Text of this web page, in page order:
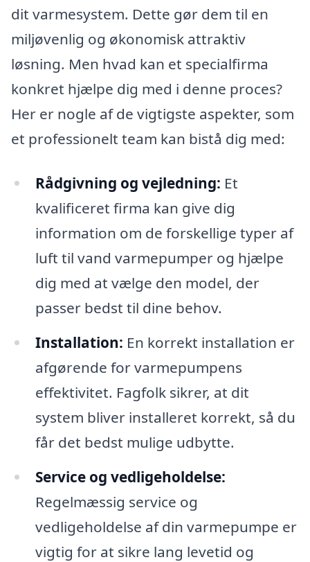
dit varmesystem. Dette gør dem til en
miljøvenlig og økonomisk attraktiv
løsning. Men hvad kan et specialfirma
konkret hjælpe dig med i denne proces?
Her er nogle af de vigtigste aspekter, som
et professionelt team kan bistå dig med:
Rådgivning og vejledning: Et
kvalificeret firma kan give dig
information om de forskellige typer af
luft til vand varmepumper og hjælpe
dig med at vælge den model, der
passer bedst til dine behov.
Installation: En korrekt installation er
afgørende for varmepumpens
effektivitet. Fagfolk sikrer, at dit
system bliver installeret korrekt, så du
får det bedst mulige udbytte.
Service og vedligeholdelse:
Regelmæssig service og
vedligeholdelse af din varmepumpe er
vigtig for at sikre lang levetid og